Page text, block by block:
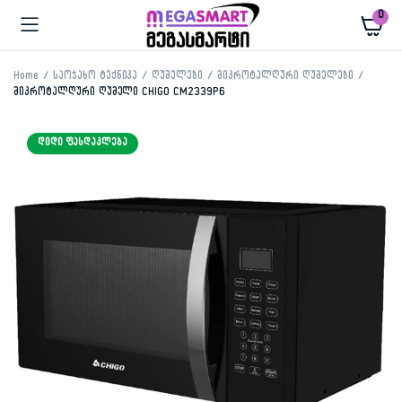
0
Home საოჯახო ტექნიკა ღუმელები
მიკროტალღური ღუმელები
მიკროტალღური ღუმელი CHIGO CM2339P6
ᲓᲘᲓᲘ ᲤᲐᲡᲓᲐᲙᲚᲔᲑᲐ